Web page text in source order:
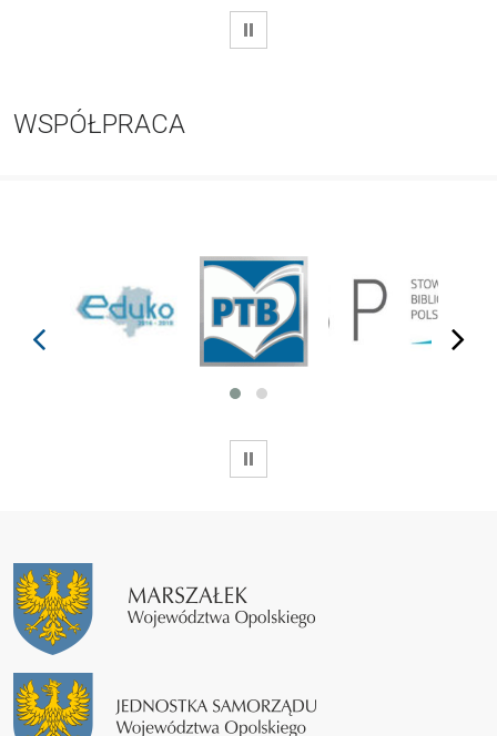
WSTRZYMAJ
WSPÓŁPRACA
prev next
WSTRZYMAJ